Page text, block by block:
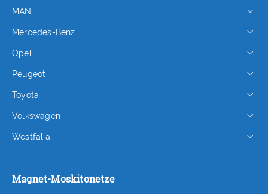
MAN
Mercedes-Benz
Opel
Peugeot
Toyota
Volkswagen
Westfalia
Magnet-Moskitonetze